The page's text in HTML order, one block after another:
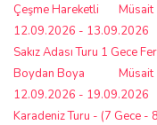
Müsait
12.09.2026 - 13.09.2026
Çeşme Hareketli
Sakız Adası Turu 1 Gece
Müsait
12.09.2026 - 19.09.2026
Boydan Boya
Karadeniz Turu - (7 Gece -